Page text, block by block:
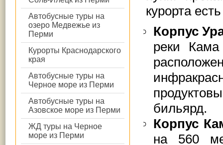
Автобусные туры на
озеро Медвежье из
Перми
Курорты Краснодарского
края
Автобусные туры на
Черное море из Перми
Автобусные туры на
Азовское море из Перми
ЖД туры на Черное
море из Перми
курорта
Корпус
реки
бильярд.
Корпус
на 560